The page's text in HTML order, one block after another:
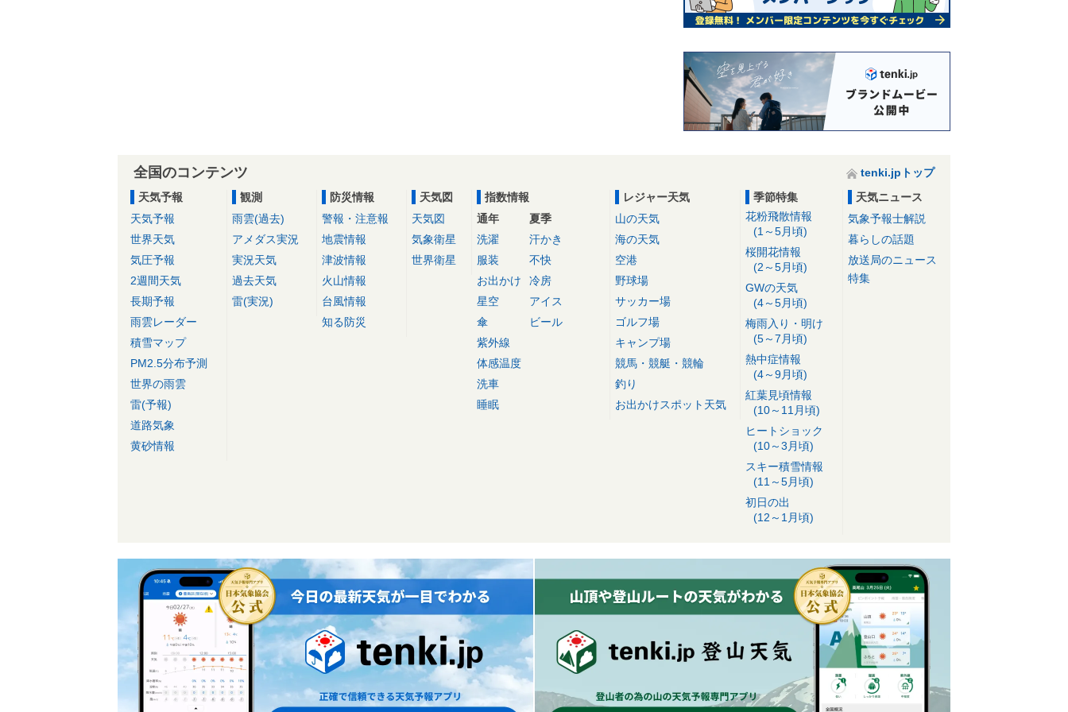
全国のコンテンツ
tenki.jpトップ
天気予報
天気予報
世界天気
気圧予報
2週間天気
長期予報
雨雲レーダー
積雪マップ
PM2.5分布予測
世界の雨雲
雷(予報)
道路気象
黄砂情報
観測
雨雲(過去)
アメダス実況
実況天気
過去天気
雷(実況)
防災情報
警報・注意報
地震情報
津波情報
火山情報
台風情報
知る防災
天気図
天気図
気象衛星
世界衛星
指数情報
通年
洗濯
服装
お出かけ
星空
傘
紫外線
体感温度
洗車
睡眠
夏季
汗かき
不快
冷房
アイス
ビール
レジャー天気
山の天気
海の天気
空港
野球場
サッカー場
ゴルフ場
キャンプ場
競馬・競艇・競輪
釣り
お出かけスポット天気
季節特集
花粉飛散情報
(1～5月頃)
桜開花情報
(2～5月頃)
GWの天気
(4～5月頃)
梅雨入り・明け
(5～7月頃)
熱中症情報
(4～9月頃)
紅葉見頃情報
(10～11月頃)
ヒートショック
(10～3月頃)
スキー積雪情報
(11～5月頃)
初日の出
(12～1月頃)
天気ニュース
気象予報士解説
暮らしの話題
放送局のニュース
特集